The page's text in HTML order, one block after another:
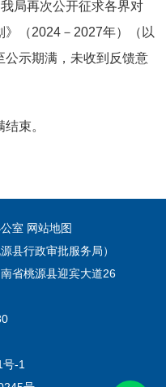
局再次公开征求各界对
》（2024－2027年）（以
公示期满，未收到反馈意
束。
室 网站地图
县行政审批服务局）
省桃源县迎宾大道26
号-1